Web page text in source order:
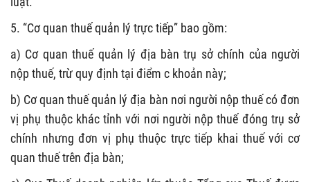
5. “Cơ quan thuế quản lý trực tiếp” bao gồm:
a) Cơ quan thuế quản lý địa bàn trụ sở chính của người
nộp thuế, trừ quy định tại điểm c khoản này;
b) Cơ quan thuế quản lý địa bàn nơi người nộp thuế có đơn
vị phụ thuộc khác tỉnh với nơi người nộp thuế đóng trụ sở
chính nhưng đơn vị phụ thuộc trực tiếp khai thuế với cơ
quan thuế trên địa bàn;